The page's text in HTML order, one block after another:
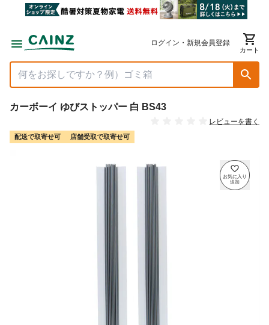
ログイン・新規会員登録
カート
カーボーイ ゆびストッパー 白 BS43
レビューを書く
配送で取寄せ可 店舗受取で取寄せ可